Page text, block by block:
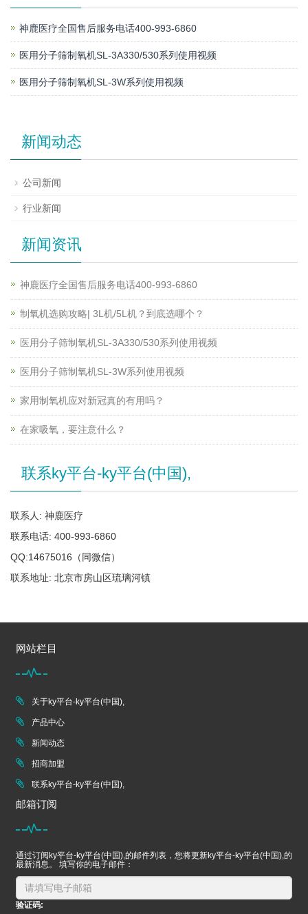
神鹿医疗全国售后服务电话400-993-6860
医用分子筛制氧机SL-3A330/530系列使用视频
医用分子筛制氧机SL-3W系列使用视频
新闻动态
公司新闻
行业新闻
新闻资讯
神鹿医疗全国售后服务电话400-993-6860
制氧机选购攻略| 3L机/5L机？到底选哪个？
医用分子筛制氧机SL-3A330/530系列使用视频
医用分子筛制氧机SL-3W系列使用视频
家用制氧机应对新冠真的有用吗？
在家吸氧，要注意什么？
联系ky平台-ky平台(中国),
联系人: 神鹿医疗
联系电话: 400-993-6860
QQ:14675016（同微信）
联系地址: 北京市房山区琉璃河镇
网站栏目
关于ky平台-ky平台(中国),
产品中心
新闻动态
招商加盟
联系ky平台-ky平台(中国),
邮箱订阅
通过订阅ky平台-ky平台(中国),的邮件列表，您将更新ky平台-ky平台(中国),的
最新消息。 填写你的电子邮件：
验证码: